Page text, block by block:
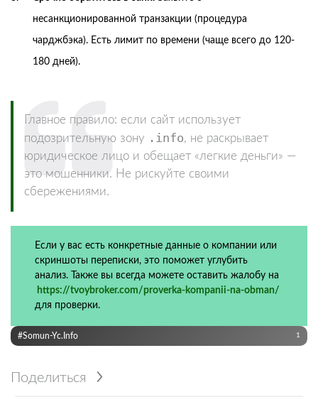
несанкционированной транзакции (процедура
чарджбэка). Есть лимит по времени (чаще всего до 120-
180 дней).
Главное правило: если сайт использует
подозрительную зону
.info, не раскрывает
юридическое лицо и обещает «легкие деньги» —
это мошенники. Не рискуйте своими
сбережениями.
Если у вас есть конкретные данные о компании или
скриншоты переписки, это поможет углубить
анализ. Также вы всегда можете оставить жалобу на
https://tvoybroker.com/proverka-kompanii-na-obman/
для проверки.
#somun-Yc.info 1
Поделиться